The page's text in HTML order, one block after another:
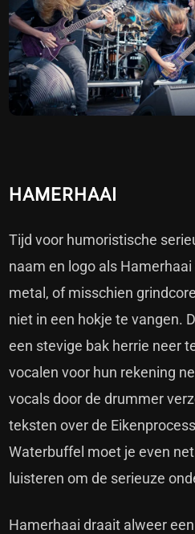
HAMERHAAI
Tijd voor humoristische
naam en logo als
metal, of misschien
niet in een hokje te vangen.
een stevige bak herrie neer
vocalen voor hun rekening
vocals door de drummer
teksten over de
Waterbuffel moet je even
luisteren om de serieuze
Hamerhaai draait alweer